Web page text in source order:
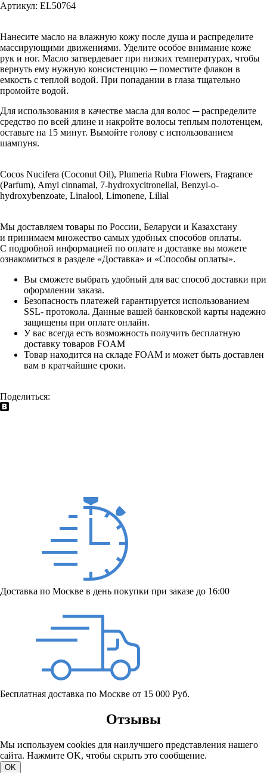
Артикул: EL50764
Нанесите масло на влажную кожу после душа и распределите
массирующими движениями. Уделите особое внимание коже
рук и ног. Масло затвердевает при низких температурах, чтобы
вернуть ему нужную консистенцию ─ поместите флакон в
емкость с теплой водой. При попадании в глаза тщательно
промойте водой.
Для использования в качестве масла для волос ─ распределите
средство по всей длине и накройте волосы теплым полотенцем,
оставьте на 15 минут. Вымойте голову с использованием
шампуня.
Cocos Nucifera (Coconut Oil), Plumeria Rubra Flowers, Fragrance
(Parfum), Amyl cinnamal, 7-hydroxycitronellal, Benzyl-o-
hydroxybenzoate, Linalool, Limonene, Lilial
Мы доставляем товары по России, Беларуси и Казахстану
и принимаем множество самых удобных способов оплаты.
С подробной информацией по оплате и доставке вы можете
ознакомиться в разделе «Доставка» и «Способы оплаты».
Вы сможете выбрать удобный для вас способ доставки при
оформлении заказа.
Безопасность платежей гарантируется использованием
SSL- протокола. Данные вашей банковской карты надежно
защищены при оплате онлайн.
У вас всегда есть возможность получить бесплатную
доставку товаров FOAM
Товар находится на складе FOAM и может быть доставлен
вам в кратчайшие сроки.
Поделиться:
Доставка по Москве в день покупки при заказе до 16:00
Бесплатная доставка по Москве от 15 000 Руб.
Отзывы
Мы используем cookies для наилучшего представления нашего
сайта. Нажмите OK, чтобы скрыть это сообщение.
OK